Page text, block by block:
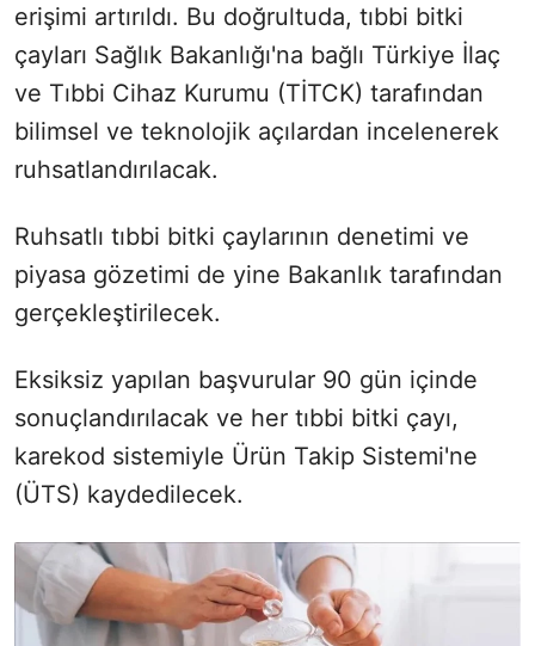
erişimi artırıldı. Bu doğrultuda, tıbbi bitki
çayları Sağlık Bakanlığı'na bağlı Türkiye İlaç
ve Tıbbi Cihaz Kurumu (TİTCK) tarafından
bilimsel ve teknolojik açılardan incelenerek
ruhsatlandırılacak.
Ruhsatlı tıbbi bitki çaylarının denetimi ve
piyasa gözetimi de yine Bakanlık tarafından
gerçekleştirilecek.
Eksiksiz yapılan başvurular 90 gün içinde
sonuçlandırılacak ve her tıbbi bitki çayı,
karekod sistemiyle Ürün Takip Sistemi'ne
(ÜTS) kaydedilecek.